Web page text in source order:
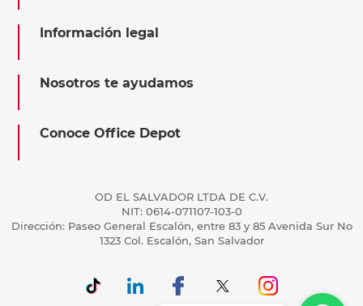
Información legal
Nosotros te ayudamos
Conoce Office Depot
OD EL SALVADOR LTDA DE C.V.
NIT: 0614-071107-103-0
Dirección: Paseo General Escalón, entre 83 y 85 Avenida Sur No
1323 Col. Escalón, San Salvador